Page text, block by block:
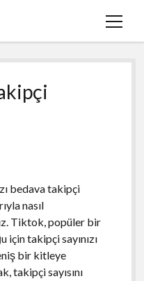
menüyü
Ücretsiz
bedava takipçi
nasıl
Tiktok, popüler bir
takipçi sayınızı
bir kitleye
takipçi sayısını